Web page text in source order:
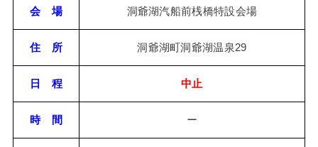
会 場 洞爺湖汽船前桟橋特設会場
住 所 洞爺湖町洞爺湖温泉29
日 程 中止
時 間 ー